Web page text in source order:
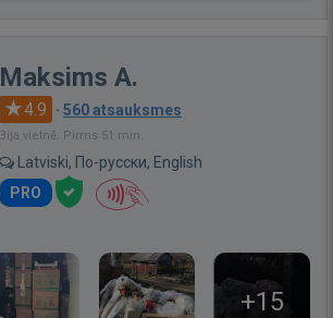
Maksims A.
4.9 · 560 atsauksmes
Bija vietnē: Pirms 51 min.
Latviski, По-русски, English
PRO
+15